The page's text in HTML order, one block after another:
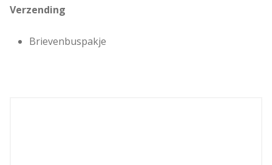
Verzending
Brievenbuspakje